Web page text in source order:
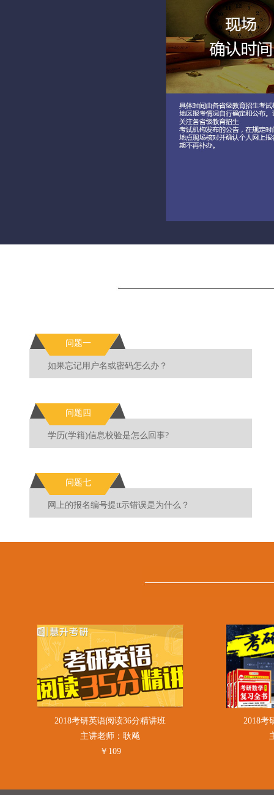
问题一
如果忘记用户名或密码怎么办？
问题四
学历(学籍)信息校验是怎么回事?
问题七
网上的报名编号提tt示错误是为什么？
2018考研英语阅读36分精讲班
主讲老师：耿飚
￥109
2018考